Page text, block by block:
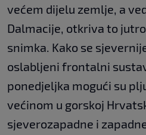
većem dijelu zemlje, a
Dalmacije, otkriva to
snimka. Kako se
oslabljeni frontalni
ponedjeljka mogući su
većinom u gorskoj
sjeverozapadne i